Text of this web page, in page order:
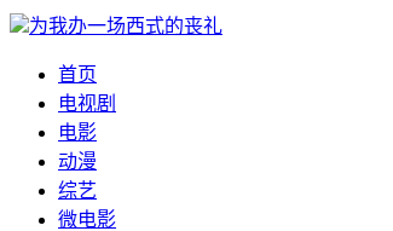
为我办一场西式的丧礼
首页
电视剧
电影
动漫
综艺
微电影